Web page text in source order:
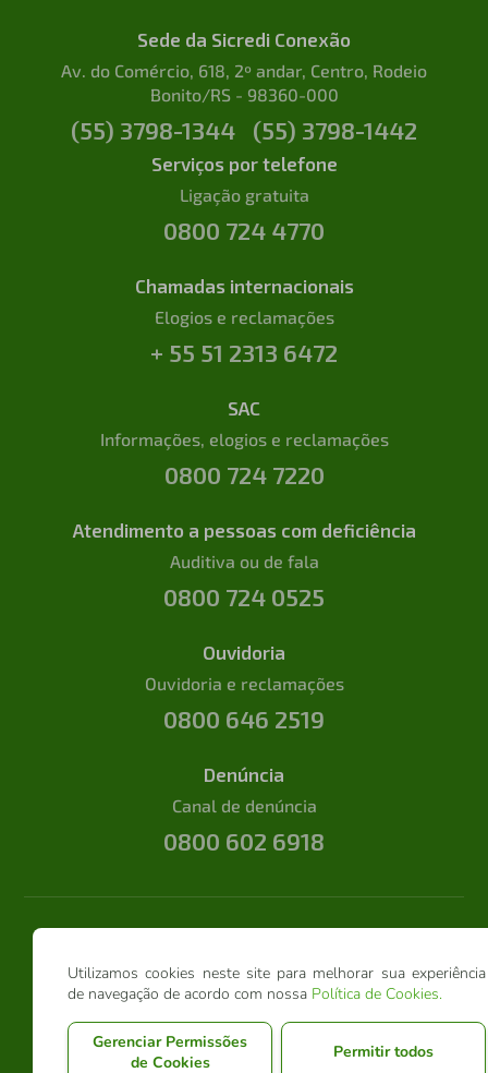
Utilizamos cookies neste site para melhorar sua experiência
de navegação de acordo com nossa Política de Cookies.
Gerenciar Permissões
de Cookies
Permitir todos
Sede da Sicredi Conexão
Av. do Comércio, 618, 2º andar, Centro, Rodeio
Bonito/RS - 98360-000
(55) 3798-1344 (55) 3798-1442
Serviços por telefone
Ligação gratuita
0800 724 4770
Chamadas internacionais
Elogios e reclamações
+ 55 51 2313 6472
SAC
Informações, elogios e reclamações
0800 724 7220
Atendimento a pessoas com deficiência
Auditiva ou de fala
0800 724 0525
Ouvidoria
Ouvidoria e reclamações
0800 646 2519
Denúncia
Canal de denúncia
0800 602 6918